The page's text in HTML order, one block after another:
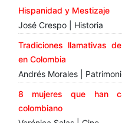
Hispanidad y Mestizaje
José Crespo | Historia
Tradiciones llamativas
en Colombia
Andrés Morales |
8 mujeres que han
colombiano